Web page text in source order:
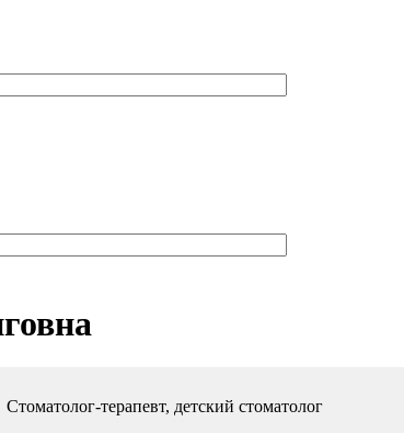
Стоматолог-терапевт, детский стоматолог